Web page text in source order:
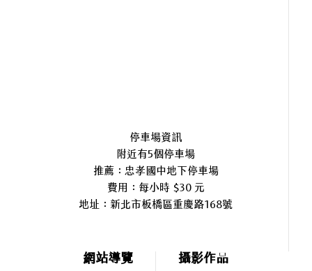
停車場資訊
附近有5個停車場
推薦：忠孝國中地下停車場
費用：每小時 $30 元
地址： 新北市板橋區重慶路168號
網站導覽 攝影作品